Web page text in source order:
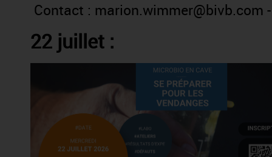
Contact : marion.wimmer@bivb.com
22 juillet :